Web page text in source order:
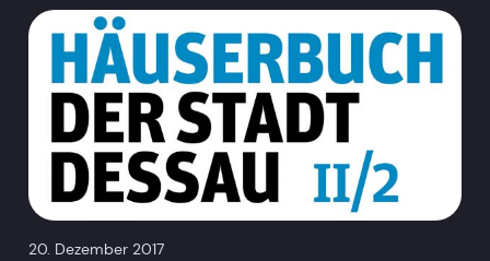
20. Dezember 2017